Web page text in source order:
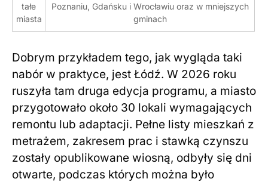
tałe
miasta
Poznaniu, Gdańsku i Wrocławiu oraz w mniejszych
gminach
Dobrym przykładem tego, jak wygląda taki
nabór w praktyce, jest Łódź. W 2026 roku
ruszyła tam druga edycja programu, a miasto
przygotowało około 30 lokali wymagających
remontu lub adaptacji. Pełne listy mieszkań z
metrażem, zakresem prac i stawką czynszu
zostały opublikowane wiosną, odbyły się dni
otwarte, podczas których można było